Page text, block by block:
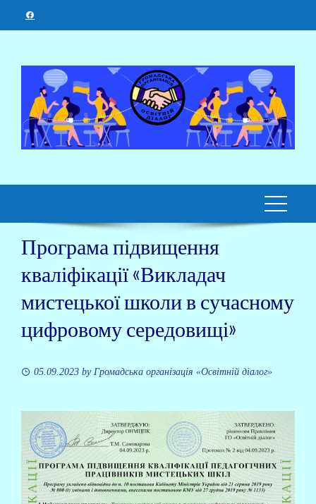
to
Програма підвищення
кваліфікації «Викладач
мистецької школи в сучасному
цифровому середовищі»
05.09.2023 by Громадська організація «Освітній діалог»